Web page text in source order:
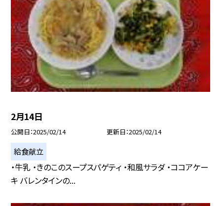
2月14日
公開日 2025/02/14 更新日 2025/02/14
給食献立
・牛乳 ・きのこのスープスパゲティ ・和風サラダ ・ココアケー
キ バレンタインの...